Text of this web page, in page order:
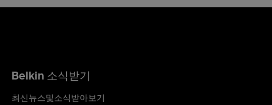
Belkin 소식받기
최신뉴스및소식받아보기